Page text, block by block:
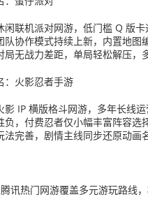
闲联机派对网游，低门槛 Q 版
队协作模式持续上新，内置地
局无战力差距，单局轻松解压，
：火影忍者手游
影 IP 横版格斗网游，多年长线
负，付费忍者仅小幅丰富阵容
法完善，剧情主线同步还原动画
讯热门网游覆盖多元游玩路线